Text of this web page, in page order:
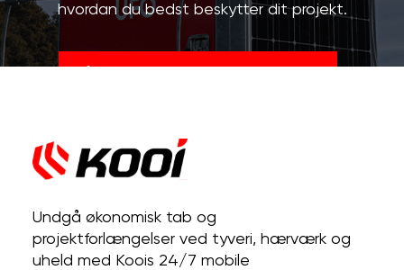
hvordan du bedst beskytter dit projekt.
Undgå økonomisk tab og
projektforlængelser ved tyveri, hærværk og
uheld med Koois 24/7 mobile